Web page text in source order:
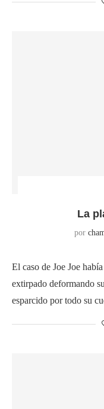
La
por
El caso de Joe Joe
extirpado deformando
esparcido por todo su